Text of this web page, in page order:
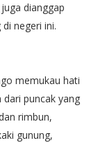
dianggap
negeri ini.
memukau hati
dari puncak yang
rimbun,
gunung,